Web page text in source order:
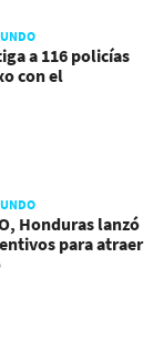
a 116 policías
con el
Honduras lanzó
para atraer